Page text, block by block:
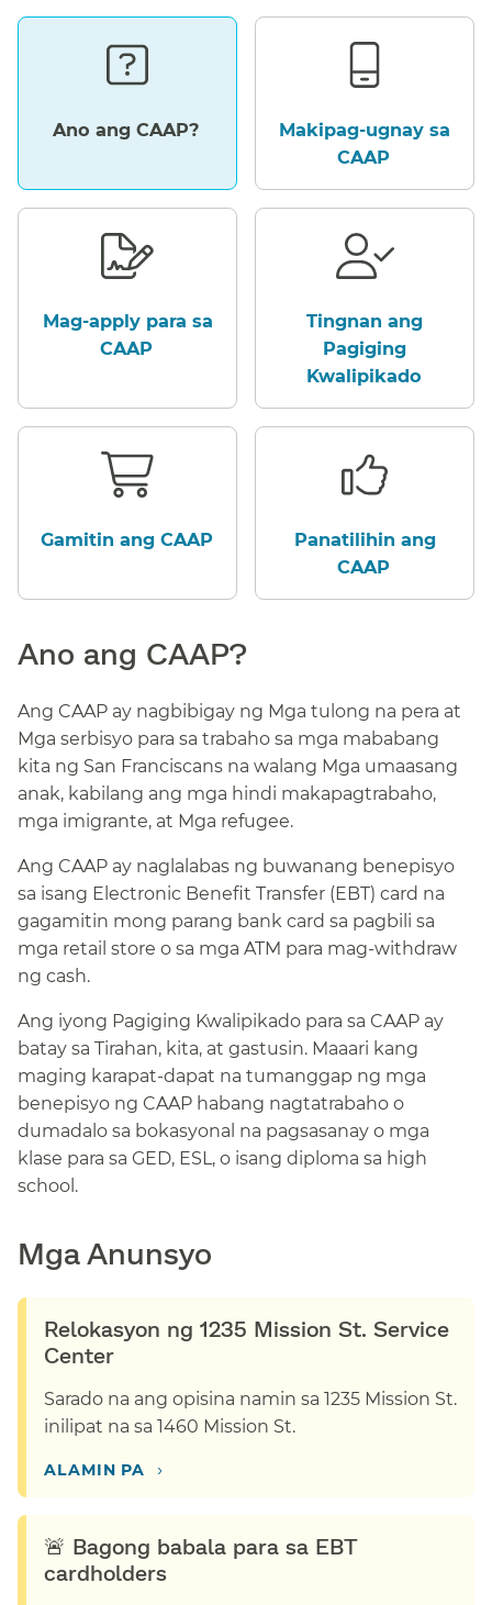
Ano ang CAAP?​​
Makipag-ugnay sa
CAAP​​
Mag-apply para sa
CAAP​​
Tingnan ang
Pagiging
Kwalipikado​​
Gamitin ang CAAP​​
Panatilihin ang
CAAP​​
Ano ang CAAP?​​
Ang CAAP ay nagbibigay ng Mga tulong na pera at
Mga serbisyo para sa trabaho sa mga mababang
kita ng San Franciscans na walang Mga umaasang
anak, kabilang ang mga hindi makapagtrabaho,
mga imigrante, at Mga refugee.​​
Ang CAAP ay naglalabas ng buwanang benepisyo
sa isang Electronic Benefit Transfer (EBT) card na
gagamitin mong parang bank card sa pagbili sa
mga retail store o sa mga ATM para mag-withdraw
ng cash.​​
Ang iyong Pagiging Kwalipikado para sa CAAP ay
batay sa Tirahan, kita, at gastusin. Maaari kang
maging karapat-dapat na tumanggap ng mga
benepisyo ng CAAP habang nagtatrabaho o
dumadalo sa bokasyonal na pagsasanay o mga
klase para sa GED, ESL, o isang diploma sa high
school.​​
Mga Anunsyo​​
Relokasyon ng 1235 Mission St. Service
Center​​
Sarado na ang opisina namin sa 1235 Mission St.
inilipat na sa 1460 Mission St.​​
ALAMIN PA​​ ›​​
🚨 Bagong babala para sa EBT
cardholders​​